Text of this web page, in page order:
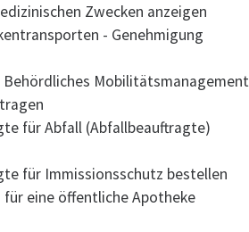
Zwecken anzeigen
- Genehmigung
Behördliches Mobilitätsmanagement
für Abfall (Abfallbeauftragte)
für Immissionsschutz bestellen
für eine öffentliche Apotheke